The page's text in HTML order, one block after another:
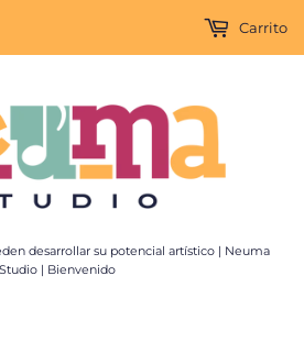
desarrollar su potencial artístico | Neuma
Studio | Bienvenido
Carrito